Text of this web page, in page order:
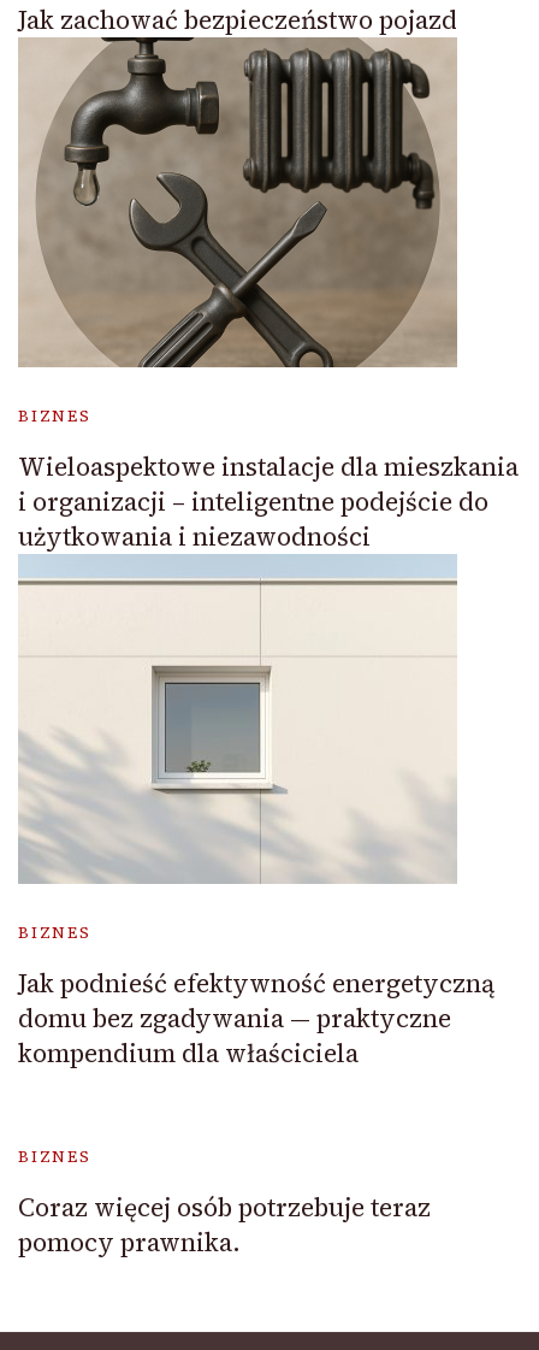
Jak zachować bezpieczeństwo pojazd
BIZNES
Wieloaspektowe instalacje dla mieszkania
i organizacji – inteligentne podejście do
użytkowania i niezawodności
BIZNES
Jak podnieść efektywność energetyczną
domu bez zgadywania — praktyczne
kompendium dla właściciela
BIZNES
Coraz więcej osób potrzebuje teraz
pomocy prawnika.